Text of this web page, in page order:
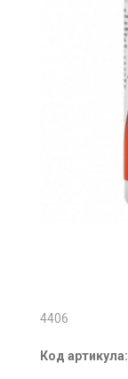
4406
Код артикула: